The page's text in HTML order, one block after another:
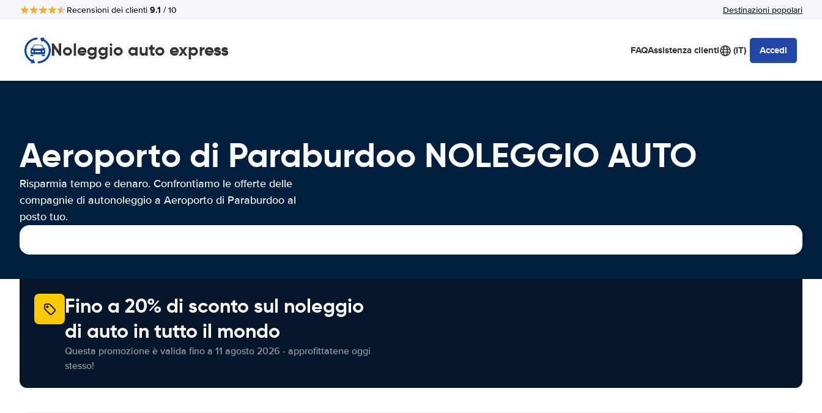
Recensioni dei clienti 9.1 / 10 Destinazioni popolari
Noleggio auto express FAQAssistenza clienti (IT) Accedi
Aeroporto di Paraburdoo NOLEGGIO AUTO
Risparmia tempo e denaro. Confrontiamo le offerte delle
compagnie di autonoleggio a Aeroporto di Paraburdoo al
posto tuo.
Fino a 20% di sconto sul noleggio
di auto in tutto il mondo
Questa promozione è valida fino a 11 agosto 2026 - approfittatene oggi
stesso!